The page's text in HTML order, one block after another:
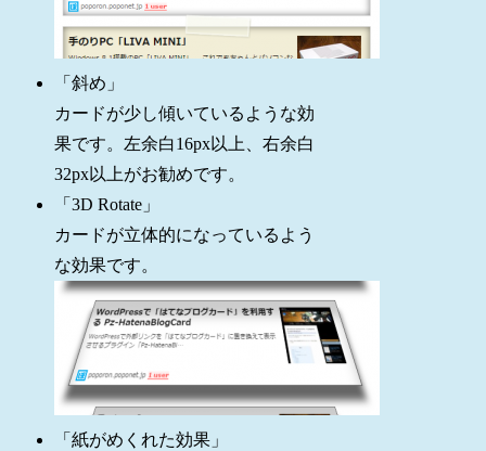
「斜め」
カードが少し傾いているような効
果です。左余白16px以上、右余白
32px以上がお勧めです。
「3D Rotate」
カードが立体的になっているよう
な効果です。
「紙がめくれた効果」